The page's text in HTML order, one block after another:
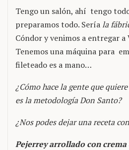
Tengo un salón, ahí tengo
preparamos todo. Seríala
Cóndor y venimos a entregar a
Tenemos una máquina para
fileteado es a mano…
¿Cómo hace la gente que
es la metodología Don Santo?
¿Nos podes dejar una receta
Pejerrey arrollado con